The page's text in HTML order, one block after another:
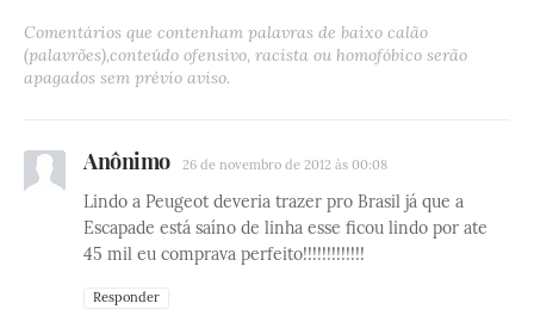
Comentários que contenham palavras de baixo calão
(palavrões),conteúdo ofensivo, racista ou homofóbico serão
apagados sem prévio aviso.
Anônimo 26 de novembro de 2012 às 00:08
Lindo a Peugeot deveria trazer pro Brasil já que a
Escapade está saíno de linha esse ficou lindo por ate
45 mil eu comprava perfeito!!!!!!!!!!!!!
Responder